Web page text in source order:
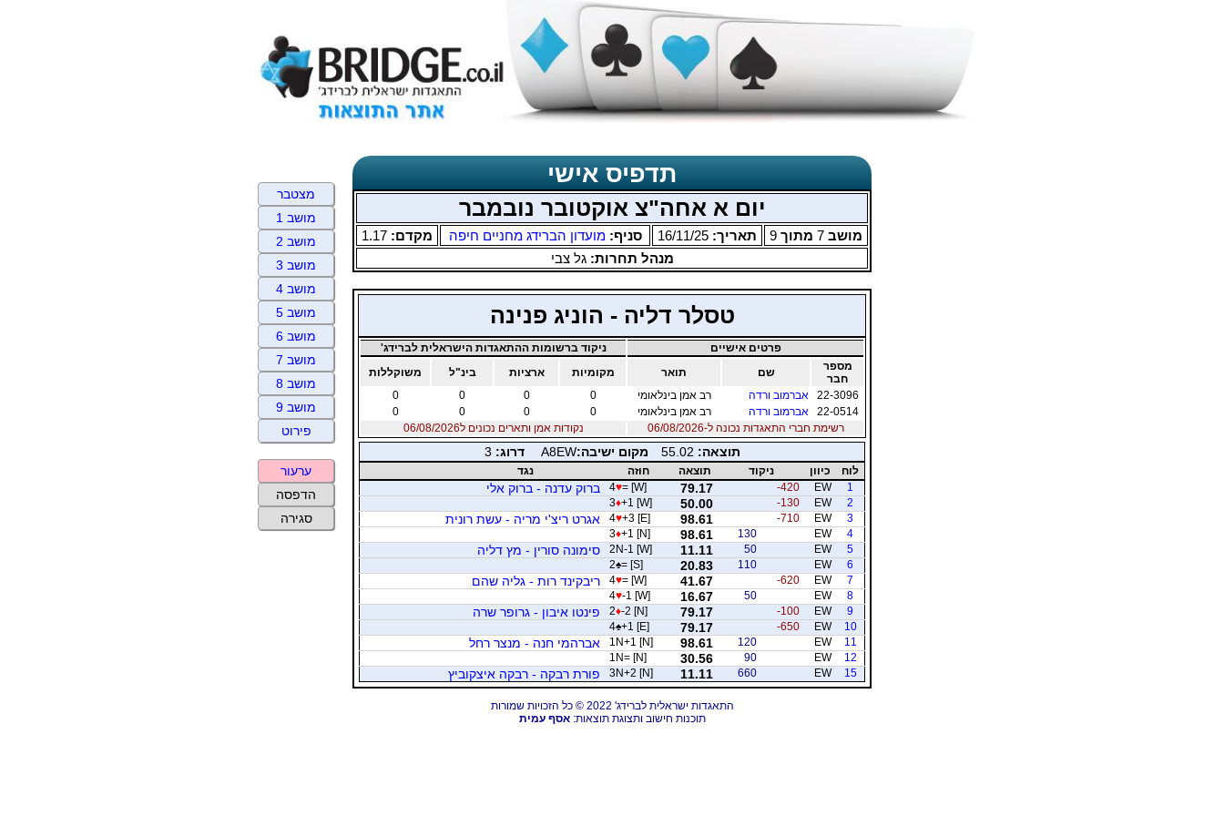
תדפיס אישי
יום א אחה"צ אוקטובר נובמבר
מושב 7 מתוך 9 תאריך: 16/11/25 סניף:מועדון הברידג מחניים חיפה מקדם: 1.17
מנהל תחרות:גל צבי
טסלר דליה - הוניג פנינה
פרטים אישיים
ניקוד ברשומות ההתאגדות הישראלית לברידג'
מספר
חבר
שם תואר מקומיות ארציות בינ"ל
משוקללות
22-3096
אברמוב ורדה רב אמן בינלאומי 0
0
0
0
22-0514
אברמוב ורדה רב אמן בינלאומי 0
0
0
0
רשימת חברי התאגדות נכונה ל-06/08/2026
נקודות אמן ותארים נכונים ל06/08/2026
תוצאה: 55.02 מקום ישיבה:A8EW דרוג: 3
לוח כיוון ניקוד תוצאה חוזה
נגד
1
EW
-420
79.17
4♥= [W] ברוק עדנה - ברוק אלי
2
EW
-130
50.00
3♦+1 [W]
3
EW
-710
98.61
4♥+3 [E] אגרט ריצ'י מריה - עשת רונית
4
EW
130
98.61
3♦+1 [N]
5
EW
50
11.11
2N-1 [W] סימונה סורין - מץ דליה
6
EW
110
20.83
2♠= [S]
7
EW
-620
41.67
4♥= [W] ריבקינד רות - גליה שהם
8
EW
50
16.67
4♥-1 [W]
9
EW
-100
79.17
2♦-2 [N] פינטו איבון - גרופר שרה
10
EW
-650
79.17
4♠+1 [E]
11
EW
120
98.61
1N+1 [N] אברהמי חנה - מנצר רחל
12
EW
90
30.56
1N= [N]
15
EW
660
11.11
3N+2 [N] פורת רבקה - רבקה איצקוביץ
התאגדות ישראלית לברידג' 2022 © כל הזכויות שמורות
תוכנות חישוב ותצוגת תוצאות:אסף עמית
מצטבר
מושב 1
מושב 2
מושב 3
מושב 4
מושב 5
מושב 6
מושב 7
מושב 8
מושב 9
פירוט
ערעור
הדפסה
סגירה